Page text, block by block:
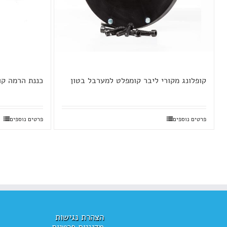
קופלונג מקורי ליבר קומפלט למערבל בטון
פרטים נוספים
כננת הרמה
פרטים נוספים
הצהרת נגישות